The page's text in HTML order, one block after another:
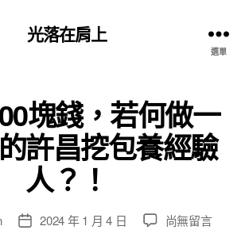
光落在肩上
選單
塊錢，若何做一
許昌挖包養經驗
人？！
文 2024 年 1 月 4 日
在
尚無留言